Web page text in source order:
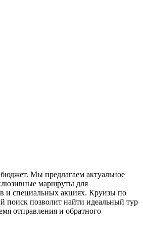
Мы предлагаем актуальное
маршруты для
и специальных акциях. Круизы по
поиск позволит найти идеальный тур
отправления и обратного